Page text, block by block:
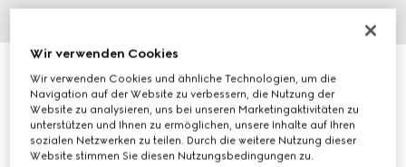
Kinder-T-Shirt aus Baumwolle mit Patch
€ 220
Wir verwenden Cookies
Wir verwenden Cookies und ähnliche Technologien, um die
Navigation auf der Website zu verbessern, die Nutzung der
Website zu analysieren, uns bei unseren Marketingaktivitäten zu
unterstützen und Ihnen zu ermöglichen, unsere Inhalte auf Ihren
sozialen Netzwerken zu teilen. Durch die weitere Nutzung dieser
Website stimmen Sie diesen Nutzungsbedingungen zu.